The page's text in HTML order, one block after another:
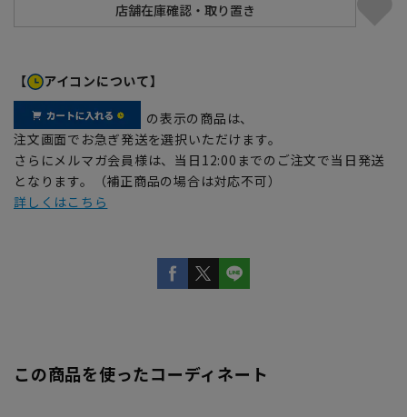
【 アイコンについて】
の表示の商品は、
注文画面でお急ぎ発送を選択いただけます。
さらにメルマガ会員様は、当日12:00までのご注文で当日発送
となります。（補正商品の場合は対応不可）
詳しくはこちら
この商品を使ったコーディネート